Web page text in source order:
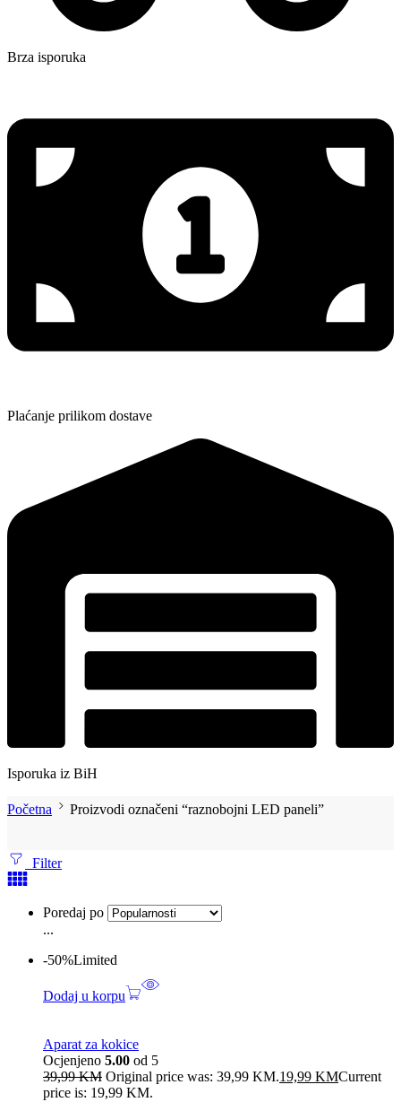
Brza isporuka
Plaćanje prilikom dostave
Isporuka iz BiH
Početna Proizvodi označeni “raznobojni LED paneli”
Filter
Poredaj po
...
-50%Limited
Dodaj u korpu
Aparat za kokice
Ocjenjeno 5.00 od 5
39,99KM Original price was: 39,99 KM.19,99 KMCurrent
price is: 19,99 KM.